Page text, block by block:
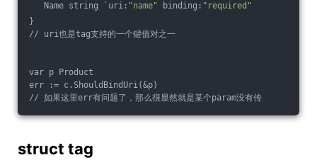
Name string `uri: "name" binding: "required"
}
// uri也是tag支持的一个键值对之一
var p Product
err := c.ShouldBindUri(&p)
// 如果这里err有问题了，那么很显然就是某个param没有传
struct tag